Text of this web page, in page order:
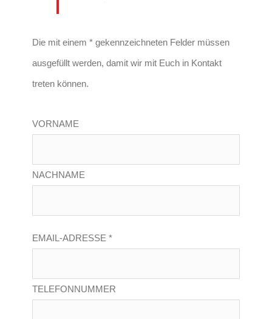
Die mit einem * gekennzeichneten Felder müssen
ausgefüllt werden, damit wir mit Euch in Kontakt
treten können.
VORNAME
NACHNAME
EMAIL-ADRESSE *
TELEFONNUMMER